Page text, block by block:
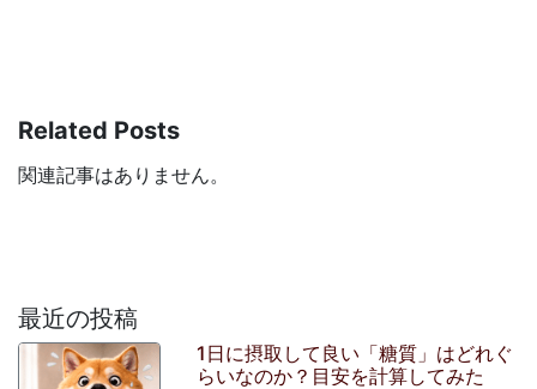
Related Posts
関連記事はありません。
最近の投稿
1日に摂取して良い「糖質」はどれぐ
らいなのか？目安を計算してみた